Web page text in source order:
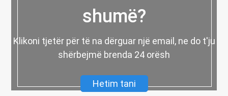
shumë?
Klikoni tjetër për të na dërguar një email, ne do t'ju
shërbejmë brenda 24 orësh
Hetim tani